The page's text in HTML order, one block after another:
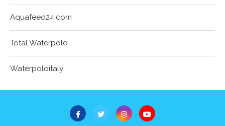
Aquafeed24.com
Total Waterpolo
Waterpoloitaly